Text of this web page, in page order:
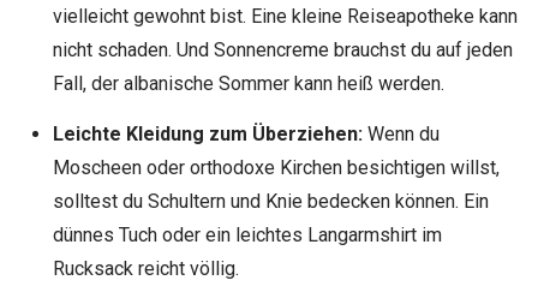
vielleicht gewohnt bist. Eine kleine Reiseapotheke kann
nicht schaden. Und Sonnencreme brauchst du auf jeden
Fall, der albanische Sommer kann heiß werden.
Leichte Kleidung zum Überziehen:Wenn du
Moscheen oder orthodoxe Kirchen besichtigen willst,
solltest du Schultern und Knie bedecken können. Ein
dünnes Tuch oder ein leichtes Langarmshirt im
Rucksack reicht völlig.